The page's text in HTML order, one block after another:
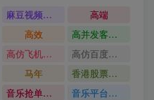
麻豆视频源码
高端
高效
高并发客服系统
高仿飞机源码
高仿百度网盘UI
马年
香港股票系统源码
音乐抢单系统
音乐平台源码